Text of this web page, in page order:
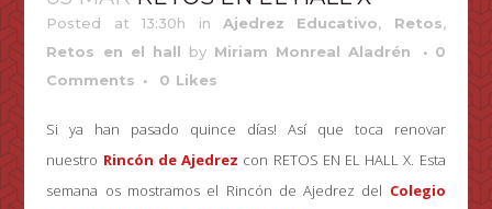
Posted at 13:30h in Ajedrez Educativo, Retos,
Retos en el hall by Miriam Monreal Aladrén
0
Comments
0 Likes
Si ya han pasado quince días! Así que toca renovar
nuestro Rincón de Ajedrez con RETOS EN EL HALL X. Esta
semana os mostramos el Rincón de Ajedrez del Colegio